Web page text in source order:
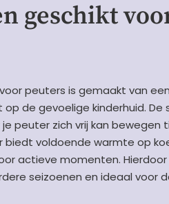
geschikt
peuters is gemaakt van
de gevoelige kinderhuid. De
peuter zich vrij kan bewegen
biedt voldoende warmte op
actieve momenten. Hierdoor
seizoenen en ideaal voor